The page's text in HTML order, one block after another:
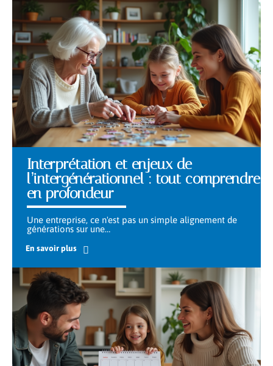
Interprétation et enjeux de
l’intergénérationnel : tout comprendre
en profondeur
Une entreprise, ce n'est pas un simple alignement de
générations sur une…
En savoir plus